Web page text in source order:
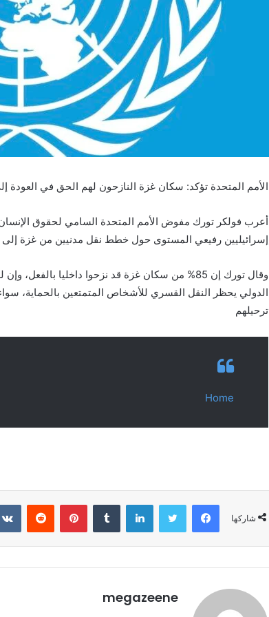
الأمم المتحدة تؤكد: سكان غزة النازحون لهم الحق في العودة
أعرب فولكر تورك مفوض الأمم المتحدة السامي لحقوق
إسرائيليين رفيعي المستوى حول خطط نقل مدنيين من غزة
وقال تورك إن 85% من سكان غزة قد نزحوا داخليا
الدولي يحظر النقل القسري للأشخاص المتمتعين بالحماية،
ترحيلهم
Home
شاركها
فيسبوك تويتر لينكدإن بينتيريست
megazeene